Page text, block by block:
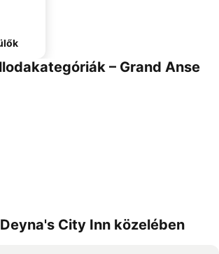
– Grand Anse
City Inn közelében